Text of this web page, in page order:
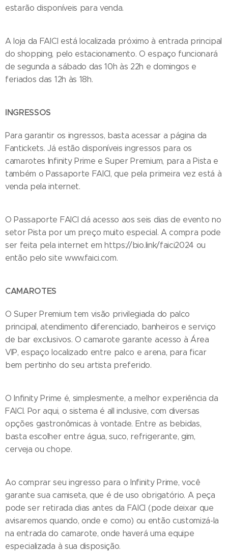
estarão disponíveis para venda.
A loja da FAICI está localizada próximo à entrada principal
do shopping, pelo estacionamento. O espaço funcionará
de segunda a sábado das 10h às 22h e domingos e
feriados das 12h às 18h.
INGRESSOS
Para garantir os ingressos, basta acessar a página da
Fantickets. Já estão disponíveis ingressos para os
camarotes Infinity Prime e Super Premium, para a Pista e
também o Passaporte FAICI, que pela primeira vez está à
venda pela internet.
O Passaporte FAICI dá acesso aos seis dias de evento no
setor Pista por um preço muito especial. A compra pode
ser feita pela internet em https://bio.link/faici2024 ou
então pelo site www.faici.com.
CAMAROTES
O Super Premium tem visão privilegiada do palco
principal, atendimento diferenciado, banheiros e serviço
de bar exclusivos. O camarote garante acesso à Área
VIP, espaço localizado entre palco e arena, para ficar
bem pertinho do seu artista preferido.
O Infinity Prime é, simplesmente, a melhor experiência da
FAICI. Por aqui, o sistema é all inclusive, com diversas
opções gastronômicas à vontade. Entre as bebidas,
basta escolher entre água, suco, refrigerante, gim,
cerveja ou chope.
Ao comprar seu ingresso para o Infinity Prime, você
garante sua camiseta, que é de uso obrigatório. A peça
pode ser retirada dias antes da FAICI (pode deixar que
avisaremos quando, onde e como) ou então customizá-la
na entrada do camarote, onde haverá uma equipe
especializada à sua disposição.